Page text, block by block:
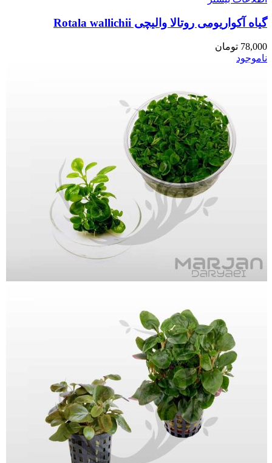
گیاه آکواریومی روتالا والیچی Rotala wallichii
78,000 تومان
ناموجود